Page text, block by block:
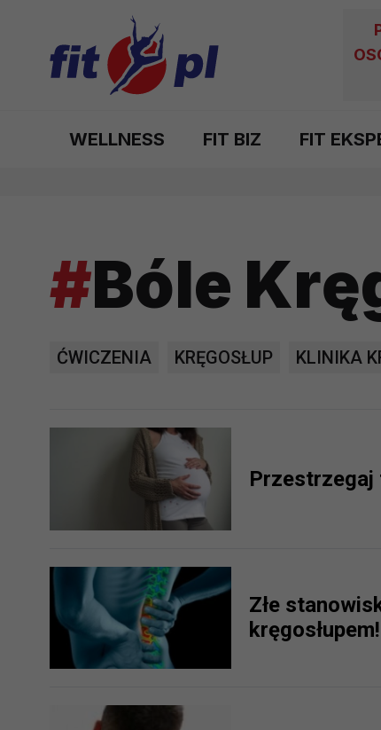
WELLNESS FIT BIZ FIT
#Bóle
ĆWICZENIA KRĘGOSŁUP KLINIKA
Przestrzegaj
Złe
kręgosłupem!